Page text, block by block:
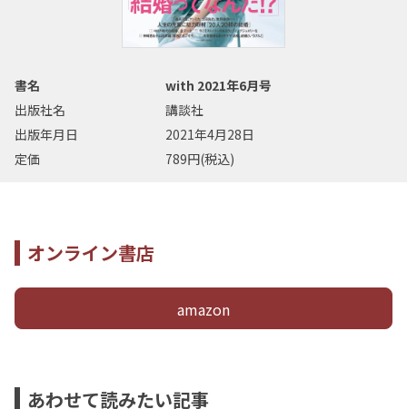
書名
with 2021年6月号
出版社名
講談社
出版年月日
2021年4月28日
定価
789円(税込)
オンライン書店
amazon
あわせて読みたい記事